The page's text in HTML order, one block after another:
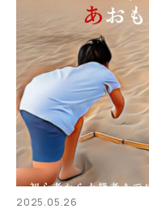
2025.05.26